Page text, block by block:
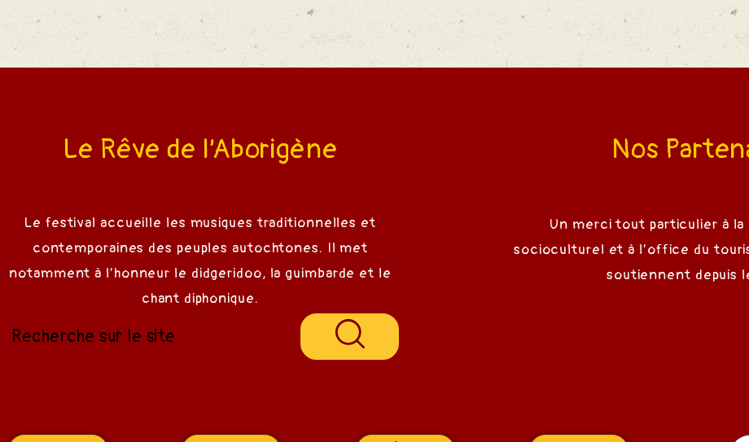
Le Rêve de l’Aborigène
Le festival accueille les musiques traditionnelles et
contemporaines des peuples autochtones. Il met
notamment à l’honneur le didgeridoo, la guimbarde et le
chant diphonique.
Nos
Un merci tout particulier à la
socioculturel et à l’office du
soutiennent depuis